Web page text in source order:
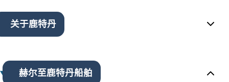
关于鹿特丹
赫尔至鹿特丹船舶